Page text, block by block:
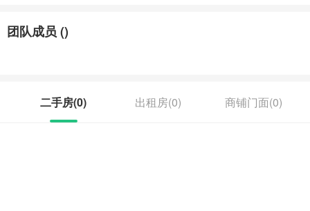
产交易平台，与您携手成就梦想家园！
团队成员 ()
二手房(0) 出租房(0) 商铺门面(0)